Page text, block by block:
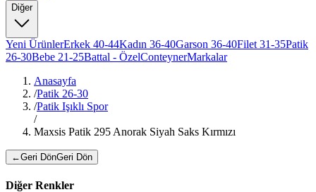
Diğer
Yeni ÜrünlerErkek 40-44Kadın 36-40Garson 36-40Filet 31-35Patik
26-30Bebe 21-25Battal - ÖzelConteynerMarkalar
Anasayfa
/Patik 26-30
/Patik Işıklı Spor
/
Maxsis Patik 295 Anorak Siyah Saks Kırmızı
←Geri DönGeri Dön
Diğer Renkler